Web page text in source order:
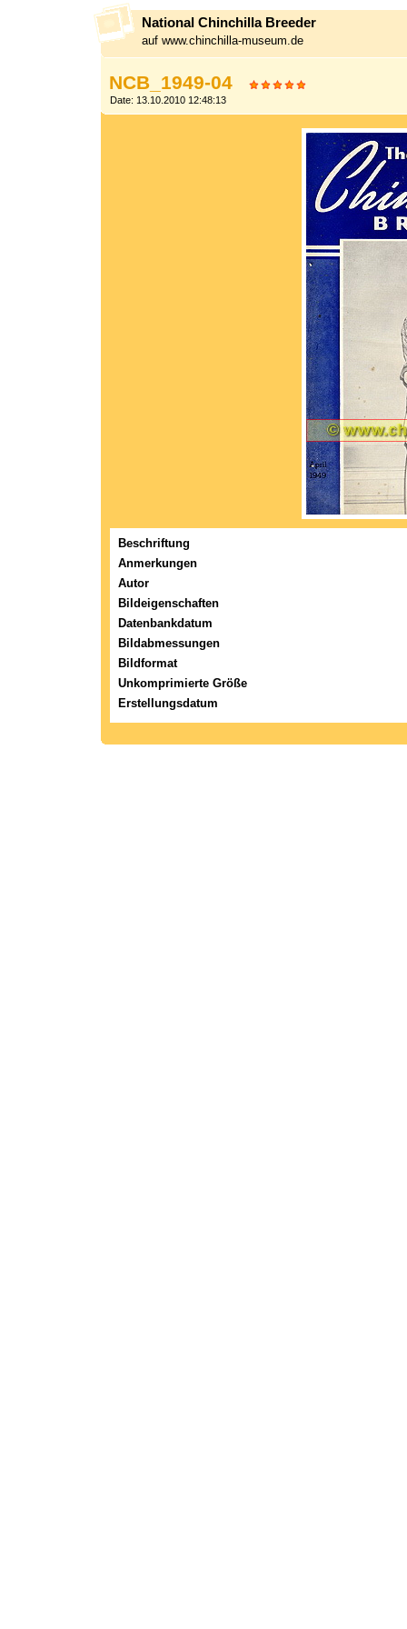
National Chinchilla Breeder
auf www.chinchilla-museum.de
NCB_1949-04
Date: 13.10.2010 12:48:13
Beschriftung
Anmerkungen
Autor
Bildeigenschaften
Datenbankdatum
Bildabmessungen
Bildformat
Unkomprimierte Größe
Erstellungsdatum